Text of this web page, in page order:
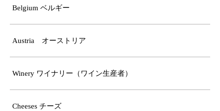
Belgium ベルギー
Austria オーストリア
Winery ワイナリー（ワイン生産者）
Cheeses チーズ